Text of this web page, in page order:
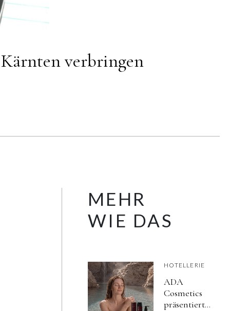
verbringen
MEHR
WIE DAS
HOTELLERIE
ADA
Cosmetics
präsentiert